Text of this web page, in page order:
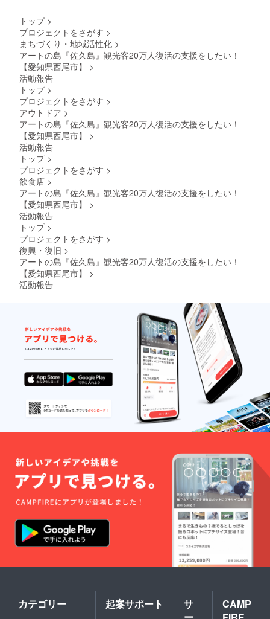
kokariy
a.ameb
う！』
らしく
ら継続
ふれる
事業所
では、
『楽し
く♪でき
る♪』が
増える
レッス
ンがた
くさん
あり、
子ども
たち
も、ご
タッフ
も、
『みん
なが笑
顔にな
る！』
楽しい
空間つ
くりを
大切に
ます。
もたち
を『安
動や公
ん。 ※
だく場
ござい
い場合
とみな
りさせ
ただく
場合が
きま
シャツ
場合が
ありま
50枚を
予定し
様へはT
シャツ
はお届
けいた
しませ
ん。 ※
暴力団
または
それら
の利益
になる
活動を
行う団
体や社
非難を
受ける
おそれ
がある
団体、
および
宗教
的・政
治的活
序良俗
に反す
る団体
ん。 ※
支援後
をお持
時に
データ
いただ
きま
の背面
上部
照）に
白色イ
ンクで
名前を
プリン
ト予定
です。
※リター
ン画像
はイ
メージ
です。T
シャツ
カ
カラー
は変更
となる
場合が
ありま
す。 ※T
シャツ
の作成
枚数は
最大で
50枚を
予定し
様へはT
シャツ
トップ >
プロジェクトをさがす >
まちづくり・地域活性化 >
アートの島『佐久島』観光客20万人復活の支援をしたい！
【愛知県西尾市】
>
活動報告
トップ >
プロジェクトをさがす >
アウトドア >
アートの島『佐久島』観光客20万人復活の支援をしたい！
【愛知県西尾市】
>
活動報告
トップ >
プロジェクトをさがす >
飲食店 >
アートの島『佐久島』観光客20万人復活の支援をしたい！
【愛知県西尾市】
>
活動報告
トップ >
プロジェクトをさがす >
復興・復旧 >
アートの島『佐久島』観光客20万人復活の支援をしたい！
【愛知県西尾市】
>
活動報告
カテゴリー 起案サポート
サ
CAMP